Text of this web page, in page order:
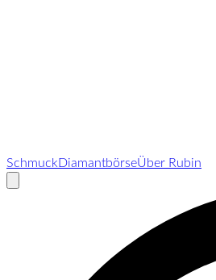
SchmuckDiamantbörseÜber Rubin